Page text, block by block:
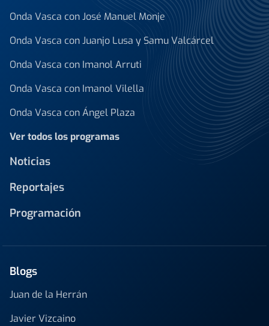
Onda Vasca con José Manuel Monje
Onda Vasca con Juanjo Lusa y Samu Valcárcel
Onda Vasca con Imanol Arruti
Onda Vasca con Imanol Vilella
Onda Vasca con Ángel Plaza
Ver todos los programas
Noticias
Reportajes
Programación
Blogs
Juan de la Herrán
Javier Vizcaino